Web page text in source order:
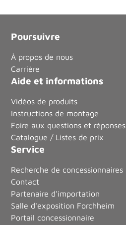
Poursuivre
À propos de nous
Carrière
Aide et informations
Vidéos de produits
Instructions de montage
Foire aux questions et réponses
Catalogue / Listes de prix
Service
Recherche de concessionnaires
Contact
Partenaire d'importation
Salle d'exposition Forchheim
Portail concessionnaire